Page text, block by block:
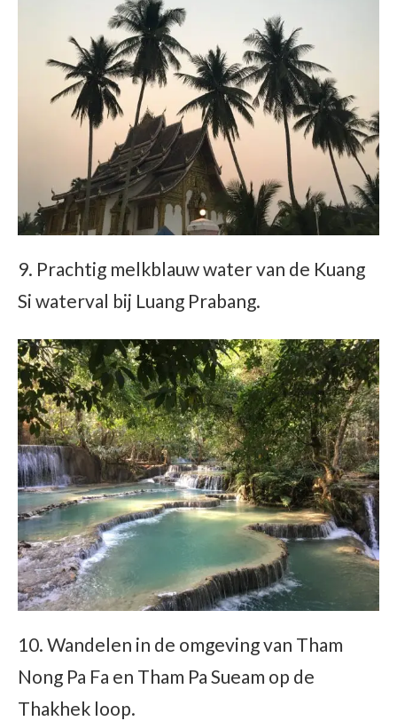
9. Prachtig melkblauw water van de Kuang
Si waterval bij Luang Prabang.
10. Wandelen in de omgeving van Tham
Nong Pa Fa en Tham Pa Sueam op de
Thakhek loop.